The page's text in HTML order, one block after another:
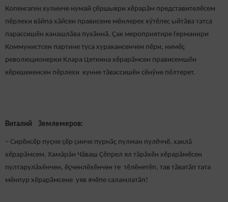
Копенгаген хулинче нумай ҫӗршыври хӗрарӑм представителӗсем
пӗрлехи вăйпа хăйсен прависене мӗнлерех хӳтӗлес ыйтăва татса
парассишӗн канашлӑва пухӑннӑ. Çак мероприятире Германири
Коммунистсен партине туса хуракансенчен пӗри, нимӗç
революционерки Клара Цеткина хӗрарăмсен прависемшӗн
кӗрешекенсен пӗрлехи кунне тăвассишӗн сӗнӳне пӗлтерет.
Виталий Землемеров:
– Сирӗнсӗр пуçне çӗр çинче пурнӑҫ пулман пулӗччӗ, хаклӑ
хӗрарӑмсем. Хамăрăн Чӑваш Ҫӗпрел ял тӑрӑхӗн хӗрарӑмӗсен
пултарулăхӗнчен, ӗҫченлӗхӗнчен те тӗлӗнетӗп, тав тӑватӑп тата
мӗнпур хӗрарӑмсене уяв ячӗпе саламлатӑп!